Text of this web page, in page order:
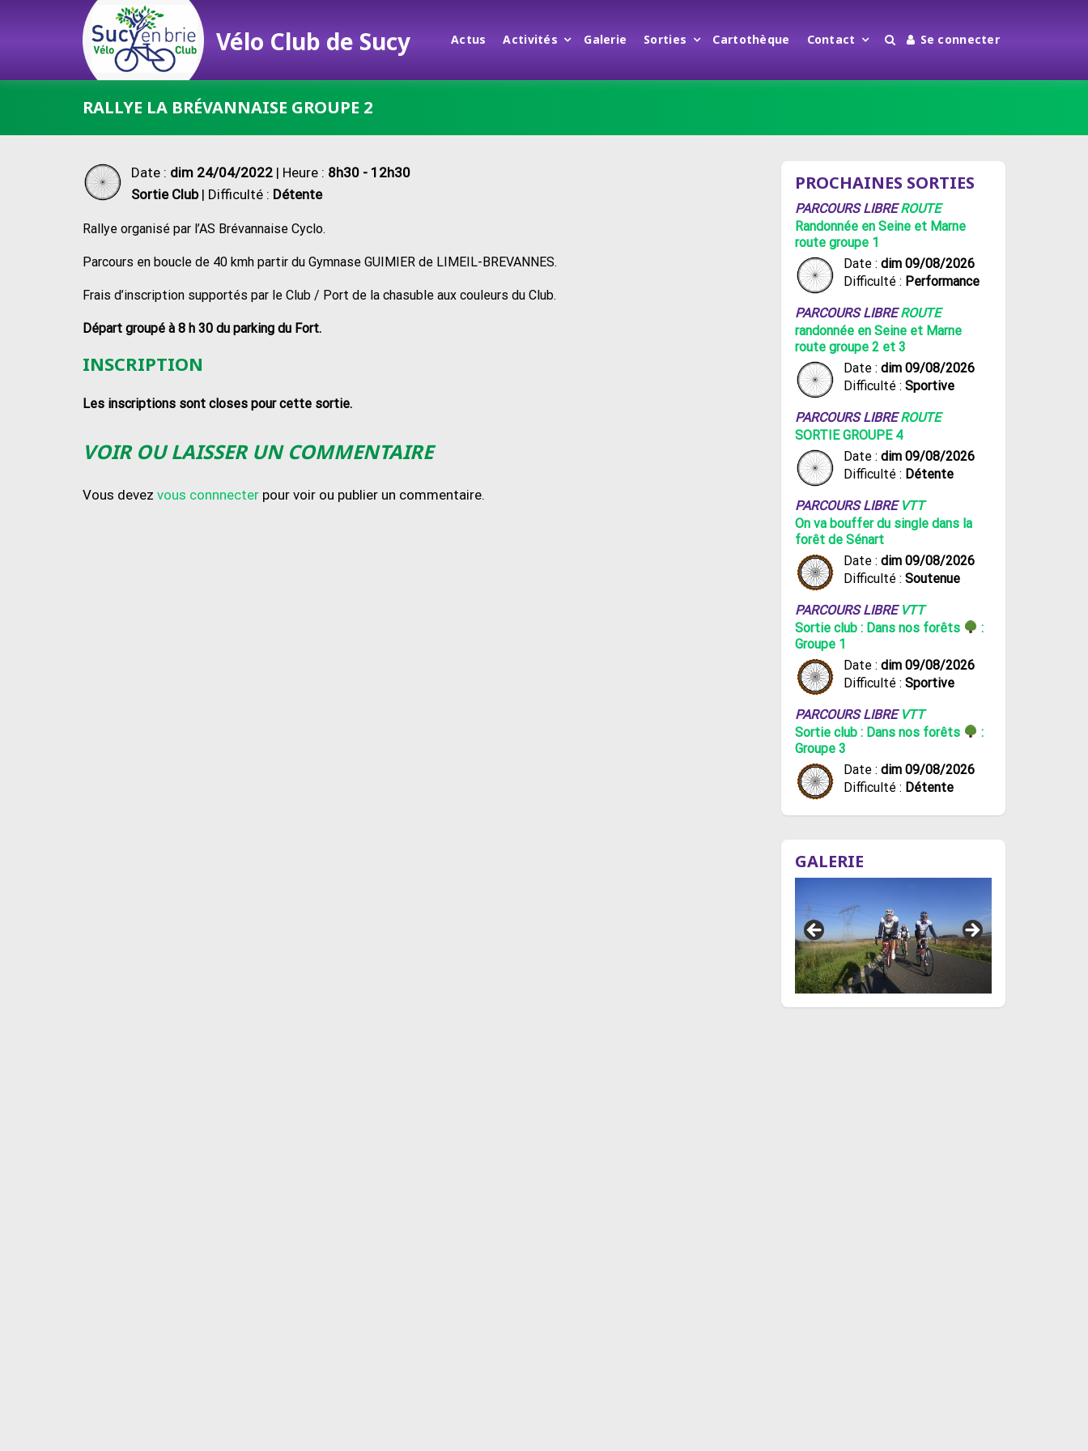
Vélo Club de Sucy Actus Activités Galerie Sorties Cartothèque Contact Se connecter
RALLYE LA BRÉVANNAISE GROUPE 2
Date : dim 24/04/2022 | Heure : 8h30 - 12h30
Sortie Club| Difficulté : Détente
Rallye organisé par l’AS Brévannaise Cyclo.
Parcours en boucle de 40 kmh partir du Gymnase GUIMIER de LIMEIL-BREVANNES.
Frais d’inscription supportés par le Club / Port de la chasuble aux couleurs du Club.
Départ groupé à 8 h 30 du parking du Fort.
INSCRIPTION
Les inscriptions sont closes pour cette sortie.
VOIR OU LAISSER UN COMMENTAIRE
Vous devez vous connnecter pour voir ou publier un commentaire.
PROCHAINES SORTIES
PARCOURS LIBREROUTE
Randonnée en Seine et Marne
route groupe 1
Date : dim 09/08/2026
Difficulté : Performance
PARCOURS LIBREROUTE
randonnée en Seine et Marne
route groupe 2 et 3
Date : dim 09/08/2026
Difficulté : Sportive
PARCOURS LIBREROUTE
SORTIE GROUPE 4
Date : dim 09/08/2026
Difficulté : Détente
PARCOURS LIBRE VTT
On va bouffer du single dans la
forêt de Sénart
Date : dim 09/08/2026
Difficulté : Soutenue
PARCOURS LIBRE VTT
Sortie club : Dans nos forêts
:
Groupe 1
Date : dim 09/08/2026
Difficulté : Sportive
PARCOURS LIBRE VTT
Sortie club : Dans nos forêts
:
Groupe 3
Date : dim 09/08/2026
Difficulté : Détente
GALERIE